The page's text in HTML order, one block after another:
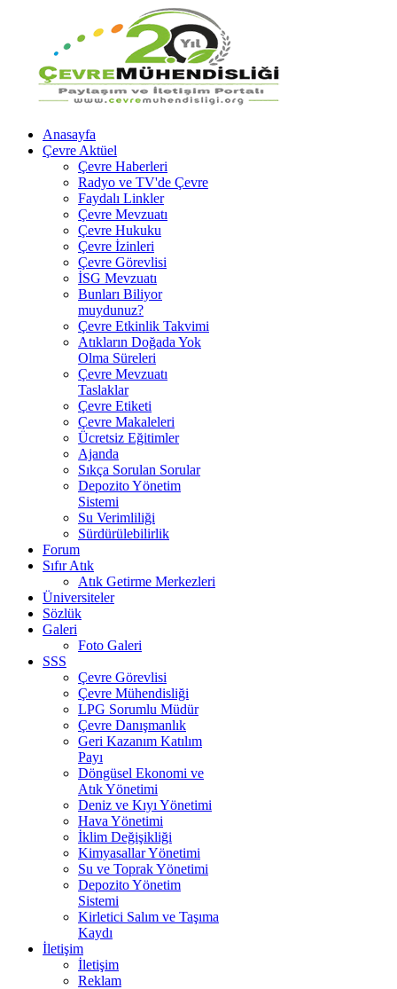
Anasayfa
Çevre Aktüel
Çevre Haberleri
Radyo ve TV'de Çevre
Faydalı Linkler
Çevre Mevzuatı
Çevre Hukuku
Çevre İzinleri
Çevre Görevlisi
İSG Mevzuatı
Bunları Biliyor
muydunuz?
Çevre Etkinlik Takvimi
Atıkların Doğada Yok
Olma Süreleri
Çevre Mevzuatı
Taslaklar
Çevre Etiketi
Çevre Makaleleri
Ücretsiz Eğitimler
Ajanda
Sıkça Sorulan Sorular
Depozito Yönetim
Sistemi
Su Verimliliği
Sürdürülebilirlik
Forum
Sıfır Atık
Atık Getirme Merkezleri
Üniversiteler
Sözlük
Galeri
Foto Galeri
SSS
Çevre Görevlisi
Çevre Mühendisliği
LPG Sorumlu Müdür
Çevre Danışmanlık
Geri Kazanım Katılım
Payı
Döngüsel Ekonomi ve
Atık Yönetimi
Deniz ve Kıyı Yönetimi
Hava Yönetimi
İklim Değişikliği
Kimyasallar Yönetimi
Su ve Toprak Yönetimi
Depozito Yönetim
Sistemi
Kirletici Salım ve Taşıma
Kaydı
İletişim
İletişim
Reklam